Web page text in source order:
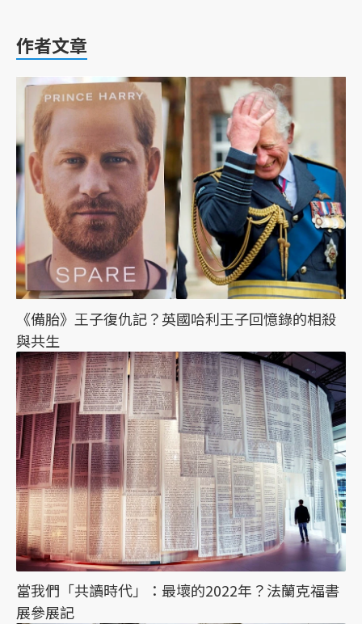
作者文章
《備胎》王子復仇記？英國哈利王子回憶錄的相殺
與共生
當我們「共讀時代」：最壞的2022年？法蘭克福書
展參展記